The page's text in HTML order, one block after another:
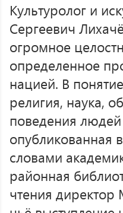
Культуролог и
Сергеевич
огромное
определенное
нацией. В
религия, наука,
поведения людей
опубликованная
словами
районная
чтения